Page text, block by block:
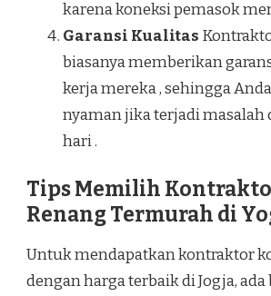
karena koneksi pemasok
Garansi Kualitas
biasanya memberikan
kerja mereka , sehingga
nyaman jika terjadi masalah
hari .
Tips Memilih
Renang Termurah di
Untuk mendapatkan kontraktor
dengan harga terbaik di Jogja, ada